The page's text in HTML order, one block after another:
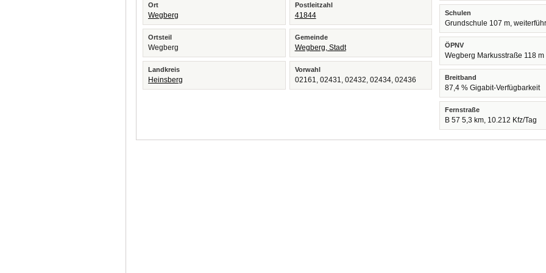
Ort
Wegberg
Postleitzahl
41844
Ortsteil
Wegberg
Gemeinde
Wegberg, Stadt
Landkreis
Heinsberg
Vorwahl
02161, 02431, 02432, 02434, 02436
Schulen
Grundschule 107 m,
ÖPNV
Wegberg Markusstraße 118 m
Breitband
87,4 % Gigabit-Verfügbarkeit
Fernstraße
B 57 5,3 km, 10.212 Kfz/Tag